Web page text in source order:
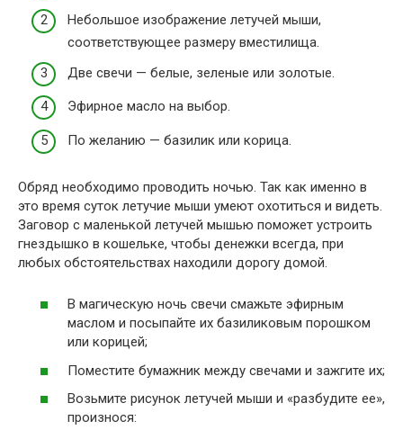
Небольшое изображение летучей мыши,
соответствующее размеру вместилища.
Две свечи — белые, зеленые или золотые.
Эфирное масло на выбор.
По желанию — базилик или корица.
Обряд необходимо проводить ночью. Так как именно в
это время суток летучие мыши умеют охотиться и видеть.
Заговор с маленькой летучей мышью поможет устроить
гнездышко в кошельке, чтобы денежки всегда, при
любых обстоятельствах находили дорогу домой.
В магическую ночь свечи смажьте эфирным
маслом и посыпайте их базиликовым порошком
или корицей;
Поместите бумажник между свечами и зажгите их;
Возьмите рисунок летучей мыши и «разбудите ее»,
произнося: